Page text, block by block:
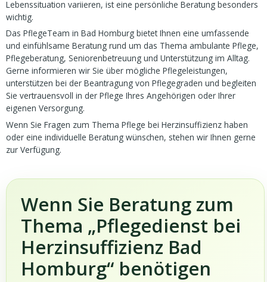
Lebenssituation variieren, ist eine persönliche Beratung besonders
wichtig.
Das PflegeTeam in Bad Homburg bietet Ihnen eine umfassende
und einfühlsame Beratung rund um das Thema ambulante Pflege,
Pflegeberatung, Seniorenbetreuung und Unterstützung im Alltag.
Gerne informieren wir Sie über mögliche Pflegeleistungen,
unterstützen bei der Beantragung von Pflegegraden und begleiten
Sie vertrauensvoll in der Pflege Ihres Angehörigen oder Ihrer
eigenen Versorgung.
Wenn Sie Fragen zum Thema Pflege bei Herzinsuffizienz haben
oder eine individuelle Beratung wünschen, stehen wir Ihnen gerne
zur Verfügung.
Wenn Sie Beratung zum
Thema „Pflegedienst bei
Herzinsuffizienz Bad
Homburg“ benötigen